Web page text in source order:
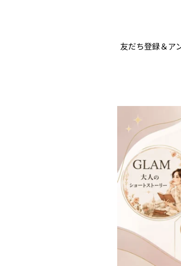
友だち登録＆ア